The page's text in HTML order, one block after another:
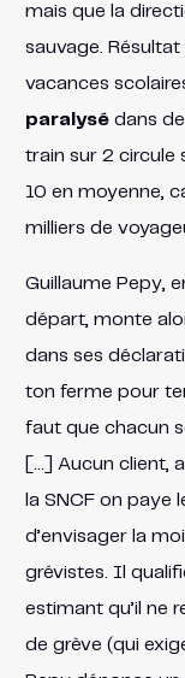
mais que la
sauvage.
vacances
paralysédans de
train sur 2 circule
10 en moyenne,
milliers de
Guillaume Pepy,
départ, monte
dans ses
ton ferme pour
faut que chacun
[…] Aucun client,
la SNCF on paye
d’envisager la
grévistes​. Il
estimant qu’il ne
de grève (qui